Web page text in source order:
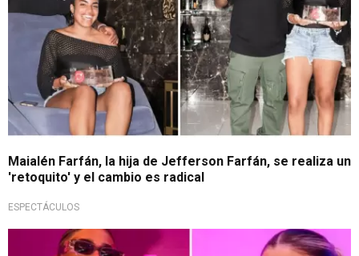
Maialén Farfán, la hija de Jefferson Farfán, se realiza un
'retoquito' y el cambio es radical
ESPECTÁCULOS
¿No les importa?